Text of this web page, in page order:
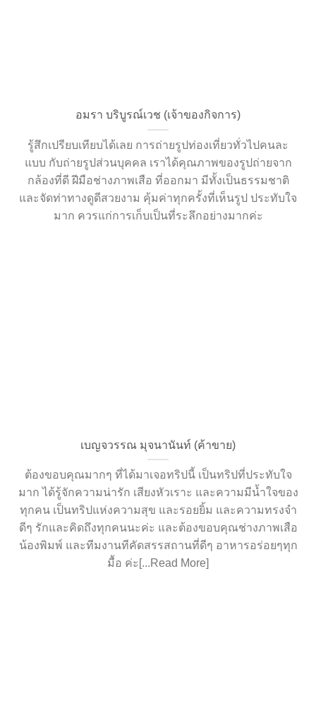
อมรา บริบูรณ์เวช (เจ้าของกิจการ)
รู้สึกเปรียบเทียบได้เลย การถ่ายรูป​ท่องเที่ยวทั่วไปคนละ
แบบ กับถ่ายรูปส่วนบุคคล เราได้คุณภาพของรูปถ่ายจาก
กล้องที่ดี ฝีมือช่างภาพ​เสือ ที่ออกมา มีทั้งเป็นธรรมชาติ
และจัดท่าทางดูดีสวยงาม คุ้มค่าทุกครั้งที่เห็นรูป ประทับใจ
มาก ควรแก่การเก็บเป็นที่ระลึกอย่างมากค่ะ
เบญจวรรณ มุจนานันท์ (ค้าขาย)
ต้องขอบคุณมากๆ ที่ได้มาเจอทริปนี้ เป็นทริปที่ประทับใจ
มาก ได้รู้จักความน่ารัก เสียงหัวเราะ และความมีน้ำใจของ
ทุกคน เป็นทริปแห่งความสุข และรอยยิ้ม และความทรงจำ
ดีๆ รักและคิดถึงทุกคนนะค่ะ และต้องขอบคุณช่างภาพเสือ
น้องพิมพ์ และทีมงานทีคัดสรรสถานที่ดีๆ อาหารอร่อยๆทุก
มื้อ ค่ะ[...Read More]